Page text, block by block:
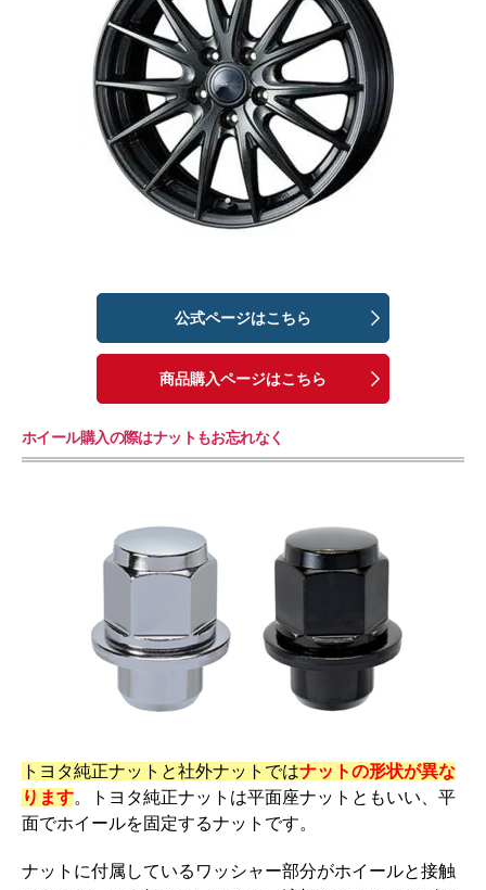
公式ページはこちら
商品購入ページはこちら
ホイール購入の際はナットもお忘れなく
トヨタ純正ナットと社外ナットではナットの形状が異な
ります。トヨタ純正ナットは平面座ナットともいい、平
面でホイールを固定するナットです。
ナットに付属しているワッシャー部分がホイールと接触